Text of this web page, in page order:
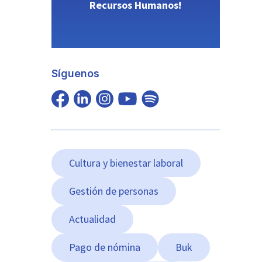
Recursos Humanos!
Síguenos
Cultura y bienestar laboral
Gestión de personas
Actualidad
Pago de nómina Buk